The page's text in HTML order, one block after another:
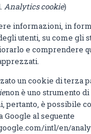
Analytics cookie)
informazioni, in
utenti, su come gli
e comprendere
un cookie di terza
non è uno strumento
pertanto, è possibile
al seguente
intl/en/